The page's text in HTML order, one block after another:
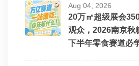
Aug 04, 2026
20万㎡超级展会
观众，2026南京秋
下半年零食赛道必